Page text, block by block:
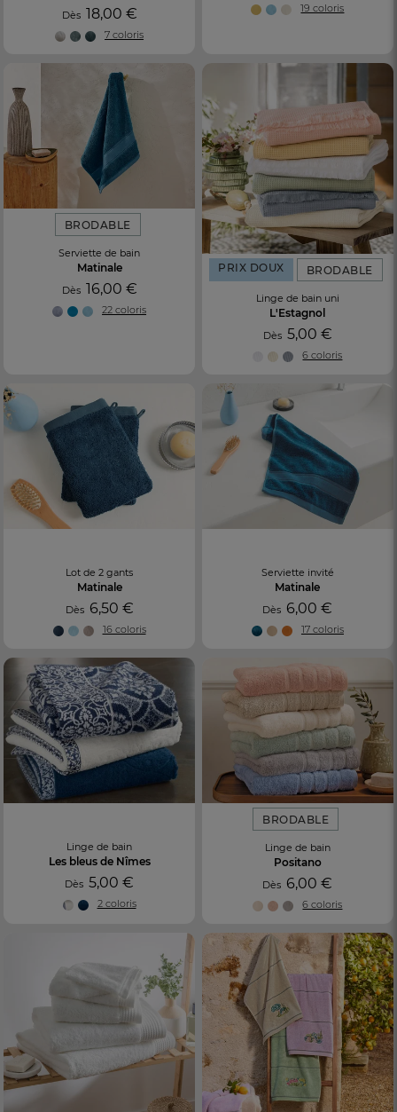
Dès 18,00 €
7 coloris
19 coloris
BRODABLE
Serviette de bain
Matinale
Dès 16,00 €
22 coloris
PRIX DOUX BRODABLE
Linge de bain uni
L'Estagnol
Dès 5,00 €
6 coloris
Lot de 2 gants
Matinale
Dès 6,50 €
16 coloris
Serviette invité
Matinale
Dès 6,00 €
17 coloris
Linge de bain
Les bleus de Nîmes
Dès5,00 €
2 coloris
BRODABLE
Linge de bain
Positano
Dès 6,00 €
6 coloris